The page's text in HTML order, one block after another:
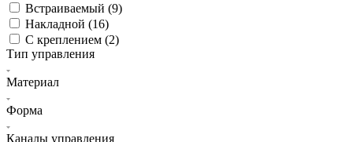
Встраиваемый (9)
Накладной (16)
С креплением (2)
Тип управления
Материал
Форма
Каналы управления